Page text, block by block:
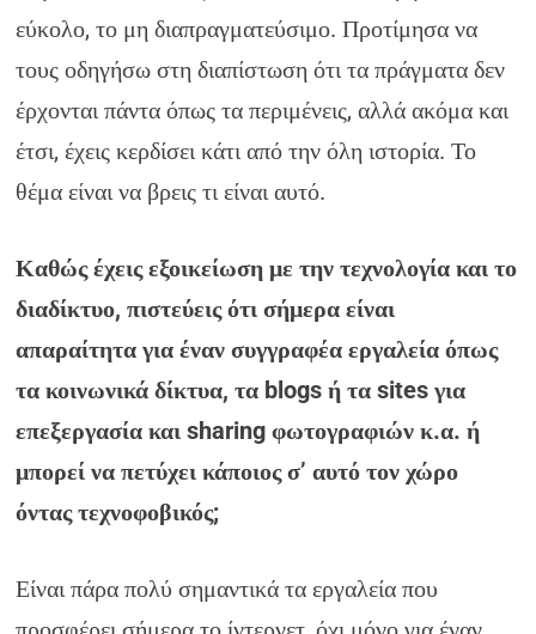
εύκολο, το μη διαπραγματεύσιμο. Προτίμησα να
τους οδηγήσω στη διαπίστωση ότι τα πράγματα δεν
έρχονται πάντα όπως τα περιμένεις, αλλά ακόμα και
έτσι, έχεις κερδίσει κάτι από την όλη ιστορία. Το
θέμα είναι να βρεις τι είναι αυτό.
Καθώς έχεις εξοικείωση με την τεχνολογία και το
διαδίκτυο, πιστεύεις ότι σήμερα είναι
απαραίτητα για έναν συγγραφέα εργαλεία όπως
τα κοινωνικά δίκτυα, τα blogs ή τα sites για
επεξεργασία και sharing φωτογραφιών κ.α. ή
μπορεί να πετύχει κάποιος σ’ αυτό τον χώρο
όντας τεχνοφοβικός;
Είναι πάρα πολύ σημαντικά τα εργαλεία που